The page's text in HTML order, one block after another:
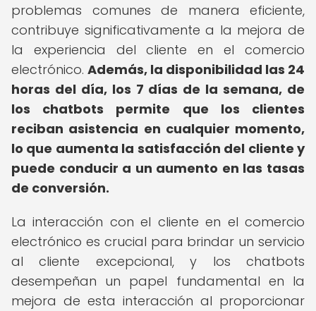
problemas comunes de manera eficiente,
contribuye significativamente a la mejora de
la experiencia del cliente en el comercio
electrónico. Además, la disponibilidad las 24
horas del día, los 7 días de la semana, de
los chatbots permite que los clientes
reciban asistencia en cualquier momento,
lo que aumenta la satisfacción del cliente y
puede conducir a un aumento en las tasas
de conversión.
La interacción con el cliente en el comercio
electrónico es crucial para brindar un servicio
al cliente excepcional, y los chatbots
desempeñan un papel fundamental en la
mejora de esta interacción al proporcionar